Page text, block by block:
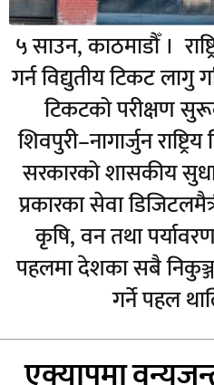
५ साउन, काठमाडौँ ।
गर्न विद्युतीय टिकट लागु
टिकटको परीक्षण
शिवपुरी–नागार्जुन
सरकारको शासकीय
प्रकारका सेवा
कृषि, वन तथा
पहलमा देशका सबै
गर्ने पहल